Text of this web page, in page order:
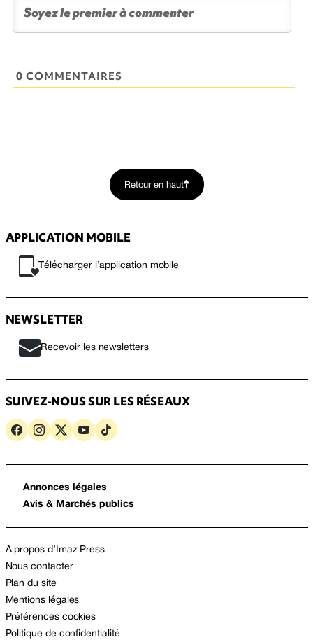
0 COMMENTAIRES
Retour en haut
APPLICATION MOBILE
Télécharger l’application mobile
NEWSLETTER
Recevoir les newsletters
SUIVEZ-NOUS SUR LES RÉSEAUX
Annonces légales
Avis & Marchés publics
A propos d’Imaz Press
Nous contacter
Plan du site
Mentions légales
Préférences cookies
Politique de confidentialité